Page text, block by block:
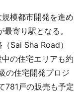
模都市開発を進め
寄り駅となる。
Sai Sha Road）
の住宅エリアも約
の住宅開発プロジ
781戸の販売も予定